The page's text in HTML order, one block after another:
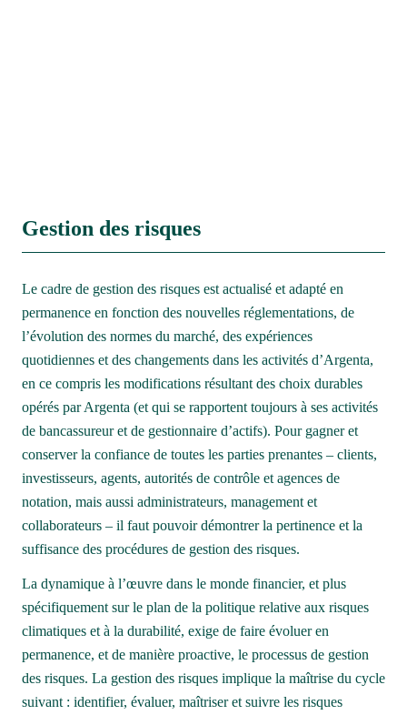
Gestion des risques
Le cadre de gestion des risques est actualisé et adapté en
permanence en fonction des nouvelles réglementations, de
l’évolution des normes du marché, des expériences
quotidiennes et des changements dans les activités d’Argenta,
en ce compris les modifications résultant des choix durables
opérés par Argenta (et qui se rapportent toujours à ses activités
de bancassureur et de gestionnaire d’actifs). Pour gagner et
conserver la confiance de toutes les parties prenantes – clients,
investisseurs, agents, autorités de contrôle et agences de
notation, mais aussi administrateurs, management et
collaborateurs – il faut pouvoir démontrer la pertinence et la
suffisance des procédures de gestion des risques.
La dynamique à l’œuvre dans le monde financier, et plus
spécifiquement sur le plan de la politique relative aux risques
climatiques et à la durabilité, exige de faire évoluer en
permanence, et de manière proactive, le processus de gestion
des risques. La gestion des risques implique la maîtrise du cycle
suivant : identifier, évaluer, maîtriser et suivre les risques